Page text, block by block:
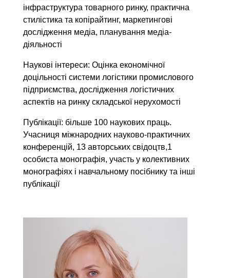
інфраструктура товарного ринку, практична
стилістика та копірайтинг, маркетингові
дослідження медіа, планування медіа-
діяльності
Наукові інтереси: Оцінка економічної
доцільності системи логістики промислового
підприємства, дослідження логістичних
аспектів на ринку складської нерухомості
Публікації: більше 100 наукових праць.
Учасниця міжнародних науково-практичних
конференцій, 13 авторських свідоцтв,1
особиста монографія, участь у колективних
монографіях і навчальному посібнику та інші
публікації